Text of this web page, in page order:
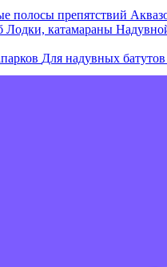
полосы препятствий
Лодки, катамараны
Для надувных батутов